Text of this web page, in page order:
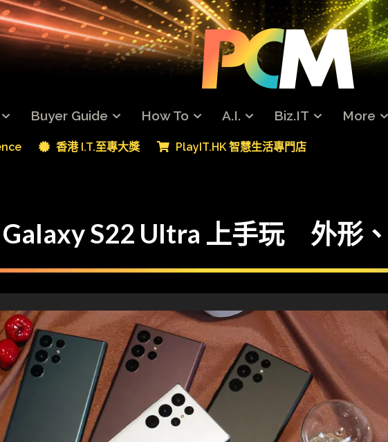
Buyer Guide How To A.I. Biz.IT More
香港 I.T.至專大獎 PlayIT.HK 智慧生活專門店
Galaxy S22 Ultra 上手玩 外形